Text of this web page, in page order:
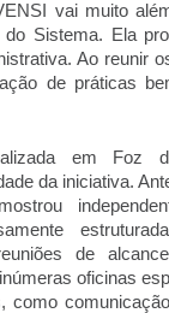
vai muito
do Sistema. Ela
Ao reunir
de práticas
em Foz
da iniciativa.
de
oficinas
como